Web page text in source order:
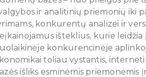
ir analitinių priemonių iki
konkurentų analizei ir
išteklius, kurie
konkurencinėje
toliau vystantis,
išliks esminėmis priemonėmis